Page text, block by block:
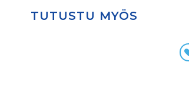
TUTUSTU MYÖS